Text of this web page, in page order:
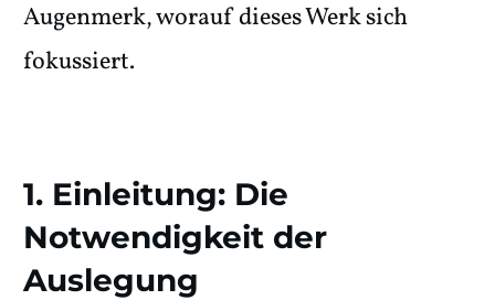
Augenmerk, worauf dieses Werk sich
fokussiert.
1. Einleitung: Die
Notwendigkeit der
Auslegung